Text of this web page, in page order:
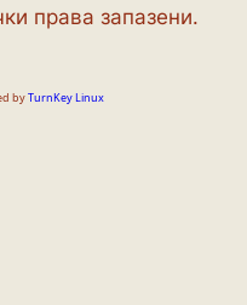
права запазени.
byTurnKey Linux